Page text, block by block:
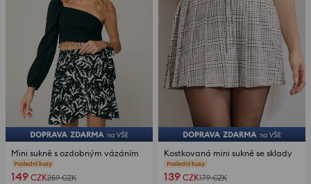
Mini sukně s ozdobným vázáním
recenze (12)
149 CZK259 CZK
Kostkovaná mini sukně se sklady
recenze (21)
139 CZK179 CZK